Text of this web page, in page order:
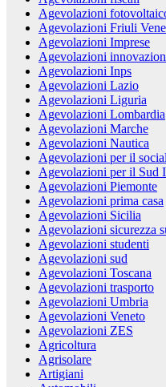
Agevolazioni
Agevolazioni Friuli
Agevolazioni Imprese
Agevolazioni
Agevolazioni Inps
Agevolazioni Lazio
Agevolazioni Liguria
Agevolazioni Lombardia
Agevolazioni Marche
Agevolazioni Nautica
Agevolazioni per il
Agevolazioni per il Sud
Agevolazioni Piemonte
Agevolazioni prima casa
Agevolazioni Sicilia
Agevolazioni sicurezza
Agevolazioni studenti
Agevolazioni sud
Agevolazioni Toscana
Agevolazioni trasporto
Agevolazioni Umbria
Agevolazioni Veneto
Agevolazioni ZES
Agricoltura
Agrisolare
Artigiani